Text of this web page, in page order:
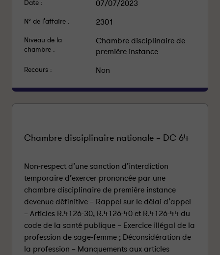
Date : 07/07/2023
N° de l'affaire : 2301
Niveau de la
chambre :
Chambre disciplinaire de
première instance
Recours : Non
Chambre disciplinaire nationale – DC 64
Non-respect d’une sanction d’interdiction
temporaire d’exercer prononcée par une
chambre disciplinaire de première instance
devenue définitive – Rappel sur le délai d’appel
– Articles R.4126-30, R.4126-40 et R.4126-44 du
code de la santé publique – Exercice illégal de la
profession de sage-femme ; Déconsidération de
la profession – Manquements aux articles